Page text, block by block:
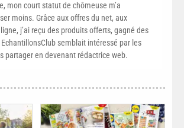
mon court statut de chômeuse m’a
moins. Grâce aux offres du net, aux
j’ai reçu des produits offerts, gagné des
semblait intéressé par les
partager en devenant rédactrice web.